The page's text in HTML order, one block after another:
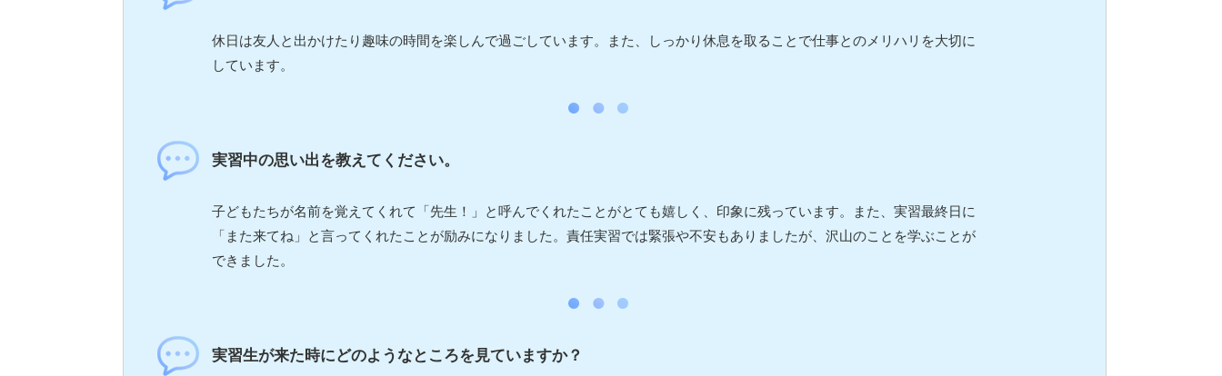
休日は友人と出かけたり趣味の時間を楽しんで過ごしています。また、しっかり休息を取ることで仕事とのメリハリを大切に
しています。
実習中の思い出を教えてください。
子どもたちが名前を覚えてくれて「先生！」と呼んでくれたことがとても嬉しく、印象に残っています。また、実習最終日に
「また来てね」と言ってくれたことが励みになりました。責任実習では緊張や不安もありましたが、沢山のことを学ぶことが
できました。
実習生が来た時にどのようなところを見ていますか？